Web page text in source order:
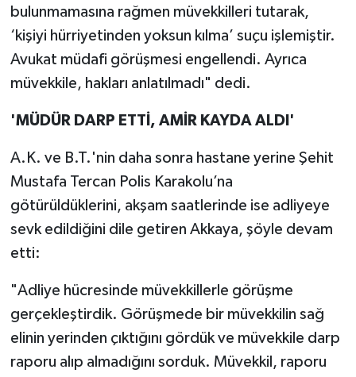
bulunmamasına rağmen müvekkilleri tutarak,
‘kişiyi hürriyetinden yoksun kılma’ suçu işlemiştir.
Avukat müdafi görüşmesi engellendi. Ayrıca
müvekkile, hakları anlatılmadı" dedi.
'MÜDÜR DARP ETTİ, AMİR KAYDA ALDI'
A.K. ve B.T.'nin daha sonra hastane yerine Şehit
Mustafa Tercan Polis Karakolu’na
götürüldüklerini, akşam saatlerinde ise adliyeye
sevk edildiğini dile getiren Akkaya, şöyle devam
etti:
"Adliye hücresinde müvekkillerle görüşme
gerçekleştirdik. Görüşmede bir müvekkilin sağ
elinin yerinden çıktığını gördük ve müvekkile darp
raporu alıp almadığını sorduk. Müvekkil, raporu